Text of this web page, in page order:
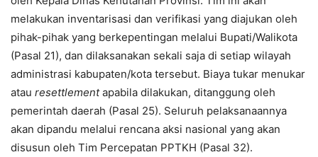
melakukan inventarisasi dan verifikasi yang diajukan oleh
pihak-pihak yang berkepentingan melalui Bupati/Walikota
(Pasal 21), dan dilaksanakan sekali saja di setiap wilayah
administrasi kabupaten/kota tersebut. Biaya tukar menukar
atau resettlementapabila dilakukan, ditanggung oleh
pemerintah daerah (Pasal 25). Seluruh pelaksanaannya
akan dipandu melalui rencana aksi nasional yang akan
disusun oleh Tim Percepatan PPTKH (Pasal 32).